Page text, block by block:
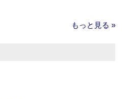
もっと見る »